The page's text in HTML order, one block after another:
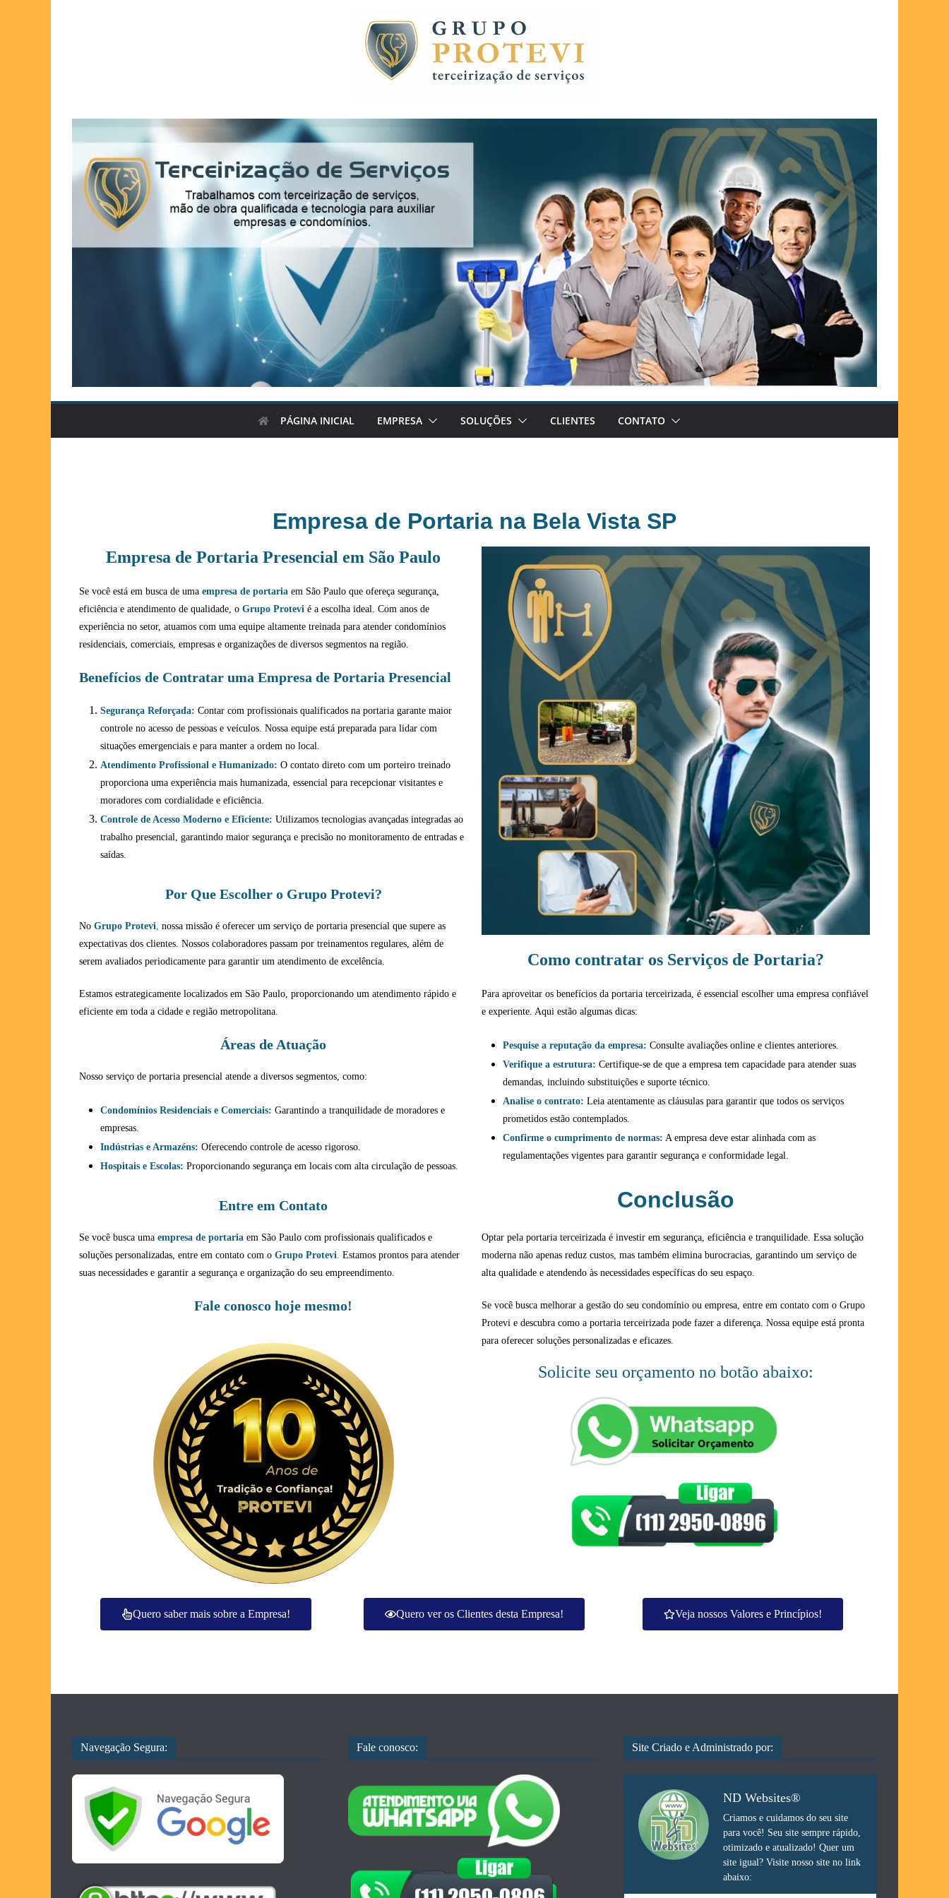
PÁGINA INICIAL EMPRESA SOLUÇÕES CLIENTES CONTATO
Empresa de Portaria na Bela Vista SP
Empresa de Portaria Presencial em São Paulo
Se você está em busca de uma empresa de portaria em São Paulo que ofereça segurança,
eficiência e atendimento de qualidade, o Grupo Protevi é a escolha ideal. Com anos de
experiência no setor, atuamos com uma equipe altamente treinada para atender condomínios
residenciais, comerciais, empresas e organizações de diversos segmentos na região.
Benefícios de Contratar uma Empresa de Portaria Presencial
Segurança Reforçada: Contar com profissionais qualificados na portaria garante maior
controle no acesso de pessoas e veículos. Nossa equipe está preparada para lidar com
situações emergenciais e para manter a ordem no local.
Atendimento Profissional e Humanizado: O contato direto com um porteiro treinado
proporciona uma experiência mais humanizada, essencial para recepcionar visitantes e
moradores com cordialidade e eficiência.
Controle de Acesso Moderno e Eficiente: Utilizamos tecnologias avançadas integradas ao
trabalho presencial, garantindo maior segurança e precisão no monitoramento de entradas e
saídas.
Por Que Escolher o Grupo Protevi?
No Grupo Protevi, nossa missão é oferecer um serviço de portaria presencial que supere as
expectativas dos clientes. Nossos colaboradores passam por treinamentos regulares, além de
serem avaliados periodicamente para garantir um atendimento de excelência.
Estamos estrategicamente localizados em São Paulo, proporcionando um atendimento rápido e
eficiente em toda a cidade e região metropolitana.
Áreas de Atuação
Nosso serviço de portaria presencial atende a diversos segmentos, como:
Condomínios Residenciais e Comerciais: Garantindo a tranquilidade de moradores e
empresas.
Indústrias e Armazéns: Oferecendo controle de acesso rigoroso.
Hospitais e Escolas: Proporcionando segurança em locais com alta circulação de pessoas.
Entre em Contato
Se você busca uma empresa de portaria em São Paulo com profissionais qualificados e
soluções personalizadas, entre em contato com o Grupo Protevi. Estamos prontos para atender
suas necessidades e garantir a segurança e organização do seu empreendimento.
Fale conosco hoje mesmo!
Como contratar os Serviços de Portaria?
Para aproveitar os benefícios da portaria terceirizada, é essencial escolher uma empresa confiável
e experiente. Aqui estão algumas dicas:
Pesquise a reputação da empresa: Consulte avaliações online e clientes anteriores.
Verifique a estrutura: Certifique-se de que a empresa tem capacidade para atender suas
demandas, incluindo substituições e suporte técnico.
Analise o contrato: Leia atentamente as cláusulas para garantir que todos os serviços
prometidos estão contemplados.
Confirme o cumprimento de normas: A empresa deve estar alinhada com as
regulamentações vigentes para garantir segurança e conformidade legal.
Conclusão
Optar pela portaria terceirizada é investir em segurança, eficiência e tranquilidade. Essa solução
moderna não apenas reduz custos, mas também elimina burocracias, garantindo um serviço de
alta qualidade e atendendo às necessidades específicas do seu espaço.
Se você busca melhorar a gestão do seu condomínio ou empresa, entre em contato com o Grupo
Protevi e descubra como a portaria terceirizada pode fazer a diferença. Nossa equipe está pronta
para oferecer soluções personalizadas e eficazes.
Solicite seu orçamento no botão abaixo:
Quero saber mais sobre a Empresa! Quero ver os Clientes desta Empresa! Veja nossos Valores e Princípios!
Navegação Segura: Fale conosco: Site Criado e Administrado por:
ND Websites®
Criamos e cuidamos do seu site
para você! Seu site sempre rápido,
otimizado e atualizado! Quer um
site igual? Visite nosso site no link
abaixo: